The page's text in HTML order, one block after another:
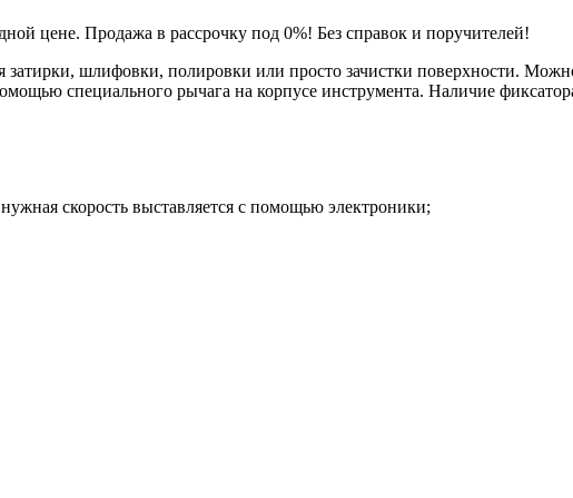
цене. Продажа в рассрочку под 0%! Без справок и поручителей!
шлифовки, полировки или просто зачистки поверхности.
специального рычага на корпусе инструмента. Наличие
скорость выставляется с помощью электроники;